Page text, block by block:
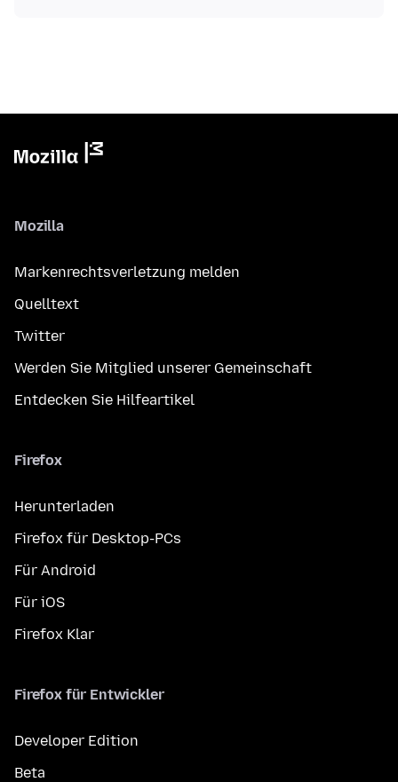
Mozilla
Markenrechtsverletzung melden
Quelltext
Twitter
Werden Sie Mitglied unserer Gemeinschaft
Entdecken Sie Hilfeartikel
Firefox
Herunterladen
Firefox für Desktop-PCs
Für Android
Für iOS
Firefox Klar
Firefox für Entwickler
Developer Edition
Beta